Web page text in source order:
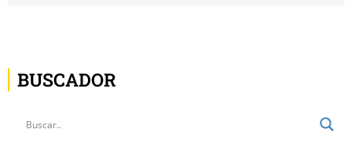
BUSCADOR